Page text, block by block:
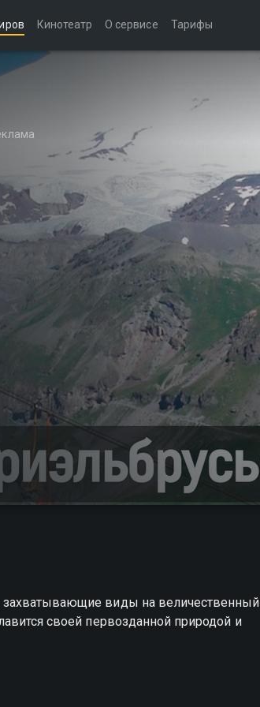
Кинотеатр О сервисе Тарифы
захватывающие виды на величественный
своей первозданной природой и